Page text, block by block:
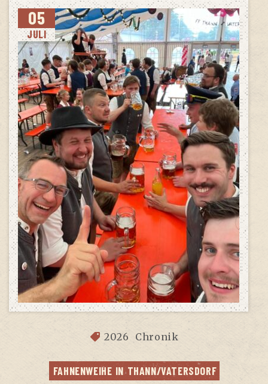
05
JULI
2026 Chronik
FAH­NEN­WEI­HE IN THANN/VATERSDORF